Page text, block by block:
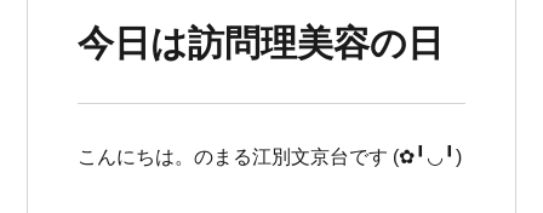
今日は訪問理美容の日
こんにちは。のまる江別文京台です (✿╹◡╹)